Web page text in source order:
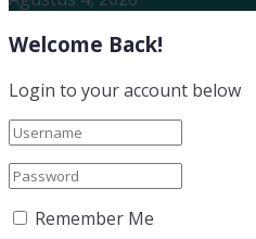
Welcome Back!
Login to your account below
Remember Me